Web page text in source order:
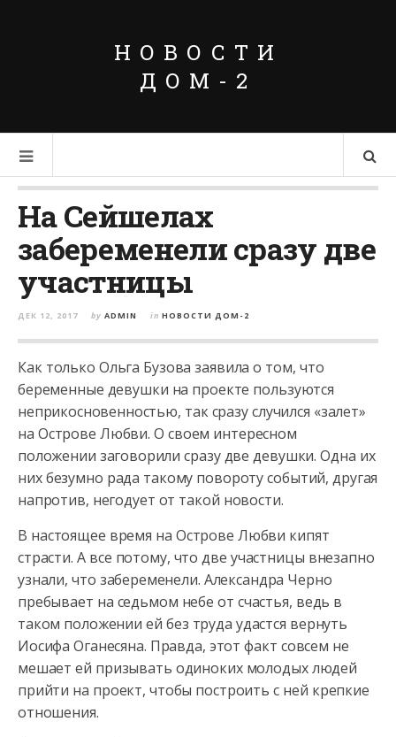
НОВОСТИ
ДОМ-2
На Сейшелах
забеременели сразу две
участницы
ДЕК 12, 2017 by ADMIN in НОВОСТИ ДОМ-2
Как только Ольга Бузова заявила о том, что
беременные девушки на проекте пользуются
неприкосновенностью, так сразу случился «залет»
на Острове Любви. О своем интересном
положении заговорили сразудве девушки. Одна их
них безумно рада такому повороту событий, другая
напротив, негодует от такой новости.
В настоящее время на Острове Любви кипят
страсти. А все потому, что две участницы внезапно
узнали, что забеременели. Александра Черно
пребывает на седьмом небе от счастья, ведь в
таком положении ей без труда удастся вернуть
Иосифа Оганесяна. Правда, этот факт совсем не
мешает ей призывать одиноких молодых людей
прийти на проект, чтобы построить с ней крепкие
отношения.